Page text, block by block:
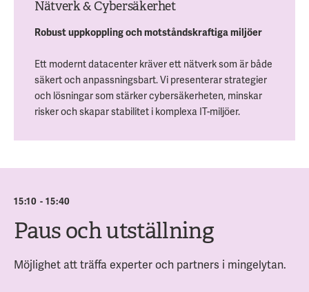
Nätverk & Cybersäkerhet
Robust uppkoppling och motståndskraftiga miljöer
Ett modernt datacenter kräver ett nätverk som är både
säkert och anpassningsbart. Vi presenterar strategier
och lösningar som stärker cybersäkerheten, minskar
risker och skapar stabilitet i komplexa IT-miljöer.
15:10 - 15:40
Paus och utställning
Möjlighet att träffa experter och partners i mingelytan.